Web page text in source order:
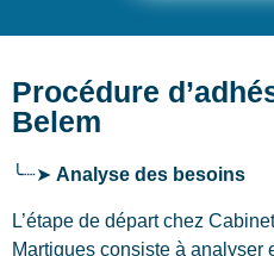
Procédure
Belem
╰┈➤ Analyse des besoins
L’étape de départ chez
Martigues consiste à analyser